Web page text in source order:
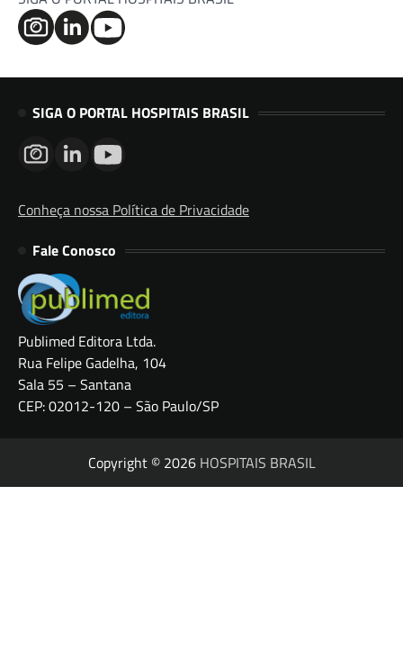
SIGA O PORTAL HOSPITAIS BRASIL
Conheça nossa Política de Privacidade
Fale Conosco
Publimed Editora Ltda.
Rua Felipe Gadelha, 104
Sala 55 – Santana
CEP: 02012-120 – São Paulo/SP
Copyright © 2026 HOSPITAIS BRASIL